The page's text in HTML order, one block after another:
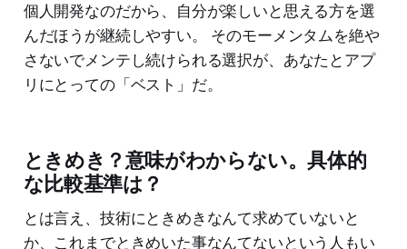
個人開発なのだから、自分が楽しいと思える方を選
んだほうが継続しやすい。 そのモーメンタムを絶や
さないでメンテし続けられる選択が、あなたとアプ
リにとっての「ベスト」だ。
ときめき？意味がわからない。具体的
な比較基準は？
とは言え、技術にときめきなんて求めていないと
か、これまでときめいた事なんてないという人もい